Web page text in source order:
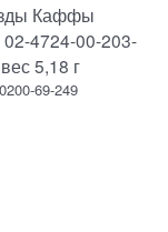
Каффы
02-4724-00-203-
5,18 г
69-249